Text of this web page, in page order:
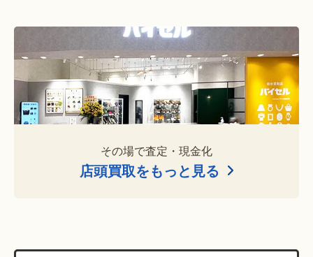
その場で査定・現金化
店頭買取をもっと見る